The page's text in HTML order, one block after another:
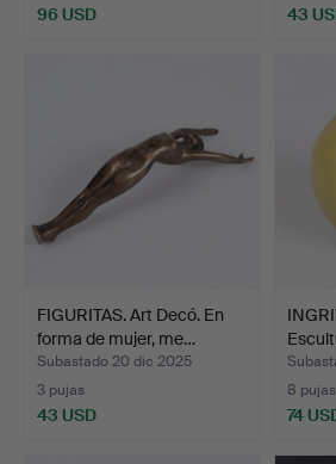
96 USD 43
FIGURITAS. Art Decó. En
forma de mujer, me…
Subastado 20 dic 2025
3 pujas
43 USD
8 pujas
74